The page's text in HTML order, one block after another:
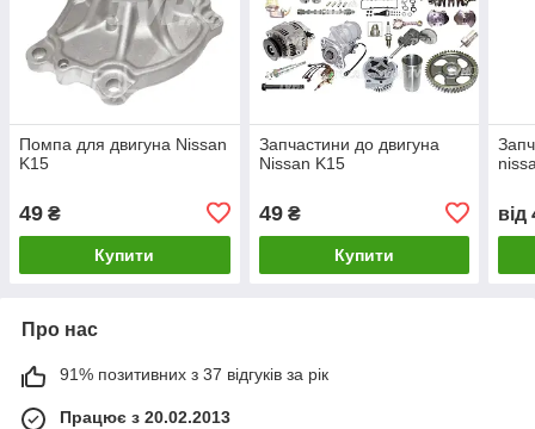
Помпа для двигуна Nissan
K15
49 ₴
Купити
Запчастини до двигуна
Nissan K15
49₴
Купити
від
Про нас
91% позитивних з 37 відгуків за рік
Працює з 20.02.2013